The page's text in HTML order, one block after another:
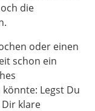
die
oder einen
schon ein
Legst Du
klare